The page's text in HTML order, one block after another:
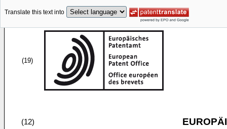
Translate this text into
(19)
(12)